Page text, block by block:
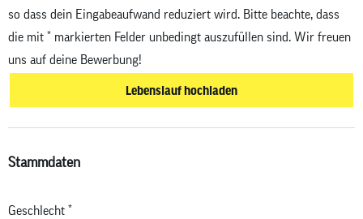
so dass dein Eingabeaufwand reduziert wird. Bitte beachte, dass
die mit * markierten Felder unbedingt auszufüllen sind. Wir freuen
uns auf deine Bewerbung!
Lebenslauf hochladen
Stammdaten
Geschlecht *